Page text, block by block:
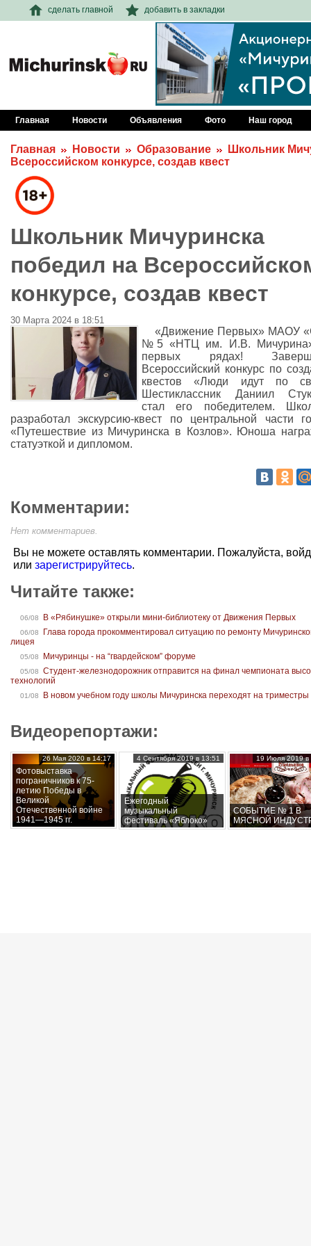
сделать главной добавить в закладки
Главная Новости Объявления Фото Наш город
Главная Новости Образование
Школьник
Всероссийском конкурсе, создав квест
Школьник Мичуринска
победил на
конкурсе, создав квест
30 Марта 2024 в 18:51
«Движение Первых» МАОУ
№5 «НТЦ им. И.В.
первых рядах!
Всероссийский конкурс по
квестов «Люди идут по
Шестиклассник Даниил
стал его победителем.
разработал экскурсию-квест по центральной части
«Путешествие из Мичуринска в Козлов». Юноша
статуэткой и дипломом.
Комментарии:
Нет комментариев.
Вы не можете оставлять комментарии. Пожалуйста,
или зарегистрируйтесь.
Читайте также:
06/08 В «Рябинушке» открыли мини-библиотеку от Движения Первых
06/08
Глава города прокомментировал ситуацию по ремонту
лицея
05/08 Мичуринцы - на “гвардейском” форуме
05/08
Студент-железнодорожник отправится на финал чемпионата
технологий
01/08 В новом учебном году школы Мичуринска переходят на триместры
Видеорепортажи:
Фотовыставка
пограничников к 75-
летию Победы в
Великой
Отечественной войне
1941—1945 гг.
26 Мая 2020 в 14:17
Ежегодный
музыкальный
фестиваль «Яблоко»
4 Сентября 2019 в 13:51
СОБЫТИЕ № 1 В
МЯСНОЙ
19 Июля 2019 в